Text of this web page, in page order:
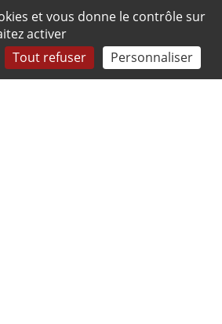
et vous donne le contrôle sur
activer
Tout refuser Personnaliser